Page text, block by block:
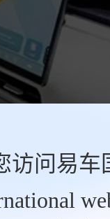
访问易车
供50英寸AR-HUD
。